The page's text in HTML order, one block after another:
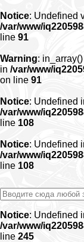
Notice: Undefined
/var/www/
line 91
Warning:
in /var/www/
on line 91
Notice: Undefined
/var/www/
line 108
Notice: Undefined
/var/www/
line 108
Notice: Undefined
/var/www/
line 245